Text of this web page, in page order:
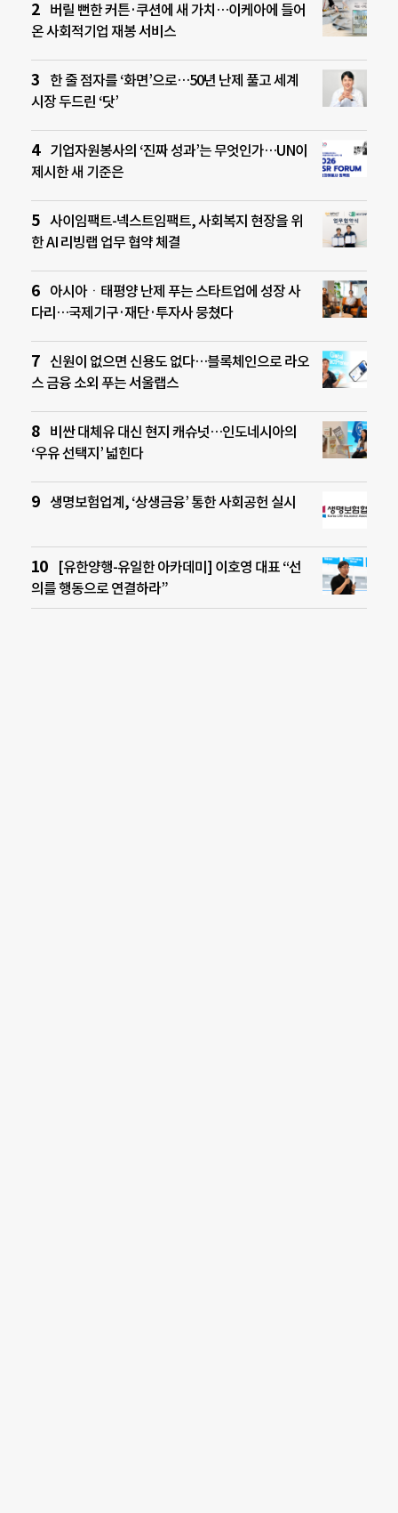
버릴 뻔한 커튼·쿠션에 새 가치…이케아에 들어
온 사회적기업 재봉 서비스
한 줄 점자를 ‘화면’으로…50년 난제 풀고 세계
시장 두드린 ‘닷’
기업자원봉사의 ‘진짜 성과’는 무엇인가…UN이
제시한 새 기준은
사이임팩트-넥스트임팩트, 사회복지 현장을 위
한 AI 리빙랩 업무 협약 체결
아시아ㆍ태평양 난제 푸는 스타트업에 성장 사
다리…국제기구·재단·투자사 뭉쳤다
신원이 없으면 신용도 없다…블록체인으로 라오
스 금융 소외 푸는 서울랩스
비싼 대체유 대신 현지 캐슈넛…인도네시아의
‘우유 선택지’ 넓힌다
생명보험업계, ‘상생금융’ 통한 사회공헌 실시
[유한양행-유일한 아카데미] 이호영 대표 “선
의를 행동으로 연결하라”